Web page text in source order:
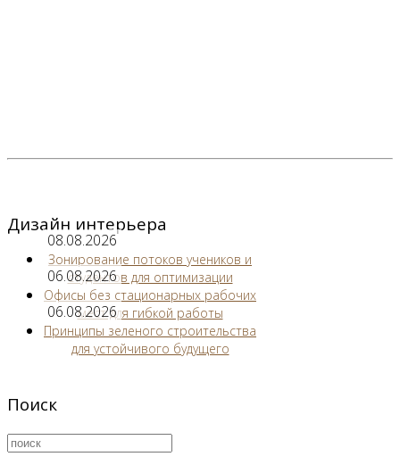
Дизайн интерьера
08.08.2026
Зонирование потоков учеников и
студентов для оптимизации
06.08.2026
Офисы без стационарных рабочих
мест для гибкой работы
06.08.2026
Принципы зеленого строительства
для устойчивого будущего
Поиск